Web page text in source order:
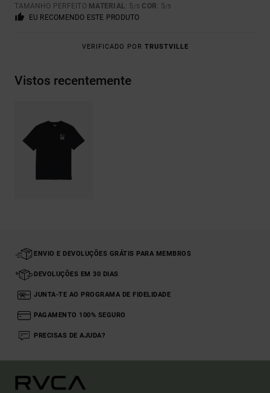
TAMANHO PERFEITO MATERIAL: 5 /5 COR: 5/5
EU RECOMENDO ESTE PRODUTO
VERIFICADO POR TRUSTVILLE
Vistos recentemente
ENVIO E DEVOLUÇÕES GRÁTIS PARA MEMBROS
DEVOLUÇÕES EM 30 DIAS
JUNTA-TE AO PROGRAMA DE FIDELIDADE
PAGAMENTO 100% SEGURO
PRECISAS DE AJUDA?